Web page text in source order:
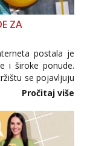
ZA
postala je
i široke ponude.
se pojavljuju
internetske
Pročitaj više